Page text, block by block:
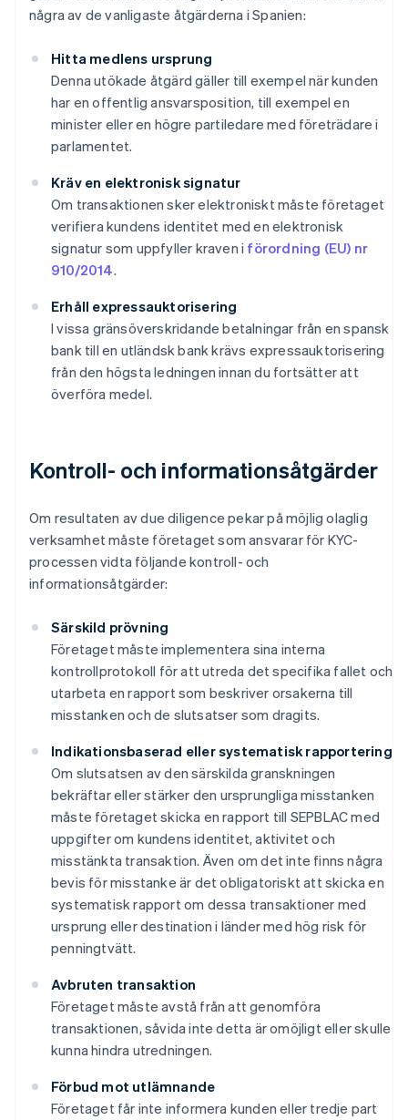
några av de vanligaste åtgärderna i Spanien:
Hitta medlens ursprung
Denna utökade åtgärd gäller till exempel när kunden
har en offentlig ansvarsposition, till exempel en
minister eller en högre partiledare med företrädare i
parlamentet.
Kräv en elektronisk signatur
Om transaktionen sker elektroniskt måste företaget
verifiera kundens identitet med en elektronisk
signatur som uppfyller kraven i förordning (EU) nr
910/2014.
Erhåll expressauktorisering
I vissa gränsöverskridande betalningar från en spansk
bank till en utländsk bank krävs expressauktorisering
från den högsta ledningen innan du fortsätter att
överföra medel.
Kontroll- och informationsåtgärder
Om resultaten av due diligence pekar på möjlig olaglig
verksamhet måste företaget som ansvarar för KYC-
processen vidta följande kontroll- och
informationsåtgärder:
Särskild prövning
Företaget måste implementera sina interna
kontrollprotokoll för att utreda det specifika fallet och
utarbeta en rapport som beskriver orsakerna till
misstanken och de slutsatser som dragits.
Indikationsbaserad eller systematisk rapportering
Om slutsatsen av den särskilda granskningen
bekräftar eller stärker den ursprungliga misstanken
måste företaget skicka en rapport till SEPBLAC med
uppgifter om kundens identitet, aktivitet och
misstänkta transaktion. Även om det inte finns några
bevis för misstanke är det obligatoriskt att skicka en
systematisk rapport om dessa transaktioner med
ursprung eller destination i länder med hög risk för
penningtvätt.
Avbruten transaktion
Företaget måste avstå från att genomföra
transaktionen, såvida inte detta är omöjligt eller skulle
kunna hindra utredningen.
Förbud mot utlämnande
Företaget får inte informera kunden eller tredje part